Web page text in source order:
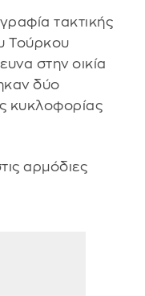
τακτικής
Τούρκου
στην οικία
δύο
κυκλοφορίας
αρμόδιες